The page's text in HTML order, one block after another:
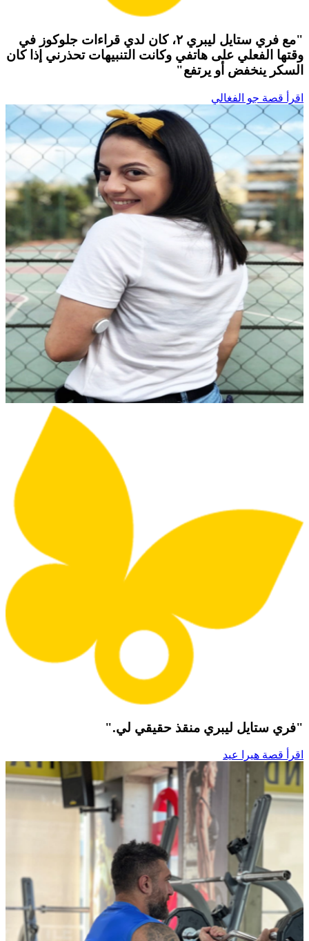
"مع فري ستايل ليبري ٢، كان لدي قراءات جلوكوز في
وقتها الفعلي على هاتفي وكانت التنبيهات تحذرني إذا كان
السكر ينخفض ​​أو يرتفع"
اقرأ قصة جو الفغالي
"فري ستايل ليبري منقذ حقيقي لي."
اقرأ قصة هيرا عيد